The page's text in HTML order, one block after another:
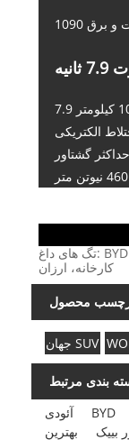
و برق
226 کیلو وات حداکثر گشتاور
تگ های داغ: BYD Song Max DMI، چین، سازنده، تامین کننده،
کارخانه، ارزان
محصول
جهان SUV
بندی مرتبط
آئودی
BYD
بهترین
بییک